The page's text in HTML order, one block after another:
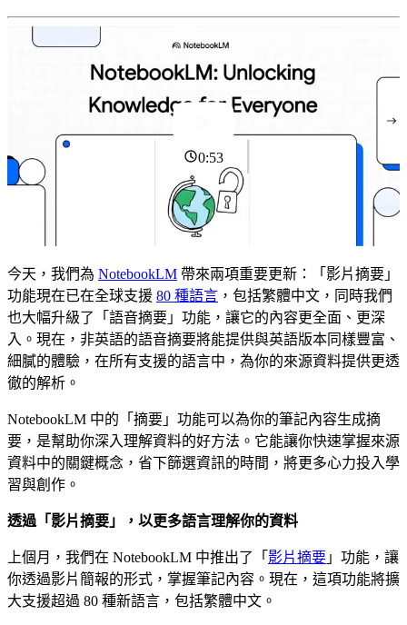
0:53
今天，我們為 NotebookLM 帶來兩項重要更新：「影片摘要」
功能現在已在全球支援 80 種語言 ，包括繁體中文，同時我們
也大幅升級了「語音摘要」功能，讓它的內容更全面、更深
入。現在，非英語的語音摘要將能提供與英語版本同樣豐富、
細膩的體驗，在所有支援的語言中，為你的來源資料提供更透
徹的解析。
NotebookLM 中的「摘要」功能可以為你的筆記內容生成摘
要，是幫助你深入理解資料的好方法。它能讓你快速掌握來源
資料中的關鍵概念，省下篩選資訊的時間，將更多心力投入學
習與創作。
透過「影片摘要」，以更多語言理解你的資料
上個月，我們在 NotebookLM 中推出了「 影片摘要 」功能，讓
你透過影片簡報的形式，掌握筆記內容。現在，這項功能將擴
大支援超過 80 種新語言，包括繁體中文。